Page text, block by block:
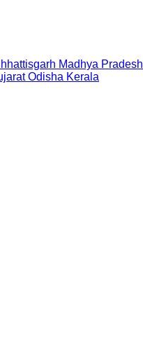
Madhya Pradesh
Odisha Kerala